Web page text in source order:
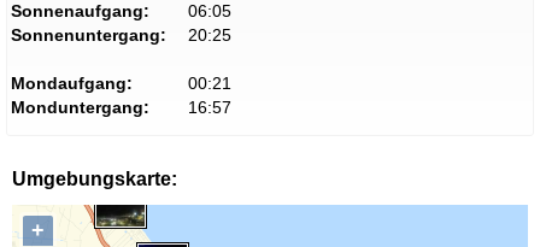
Sonnenaufgang:
06:05
Sonnenuntergang:
20:25
Mondaufgang:
00:21
Monduntergang:
16:57
Umgebungskarte:
+